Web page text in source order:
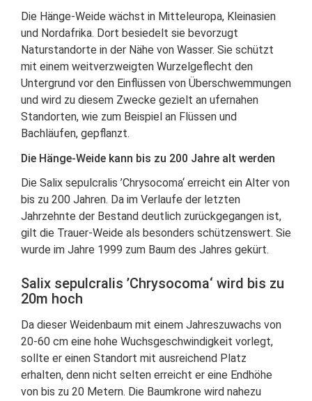
Die Hänge-Weide wächst in Mitteleuropa, Kleinasien
und Nordafrika. Dort besiedelt sie bevorzugt
Naturstandorte in der Nähe von Wasser. Sie schützt
mit einem weitverzweigten Wurzelgeflecht den
Untergrund vor den Einflüssen von Überschwemmungen
und wird zu diesem Zwecke gezielt an ufernahen
Standorten, wie zum Beispiel an Flüssen und
Bachläufen, gepflanzt.
Die Hänge-Weide kann bis zu 200 Jahre alt werden
Die Salix sepulcralis ’Chrysocoma‘ erreicht ein Alter von
bis zu 200 Jahren. Da im Verlaufe der letzten
Jahrzehnte der Bestand deutlich zurückgegangen ist,
gilt die Trauer-Weide als besonders schützenswert. Sie
wurde im Jahre 1999 zum Baum des Jahres gekürt.
Salix sepulcralis ’Chrysocoma‘ wird bis zu
20m hoch
Da dieser Weidenbaum mit einem Jahreszuwachs von
20-60 cm eine hohe Wuchsgeschwindigkeit vorlegt,
sollte er einen Standort mit ausreichend Platz
erhalten, denn nicht selten erreicht er eine Endhöhe
von bis zu 20 Metern. Die Baumkrone wird nahezu